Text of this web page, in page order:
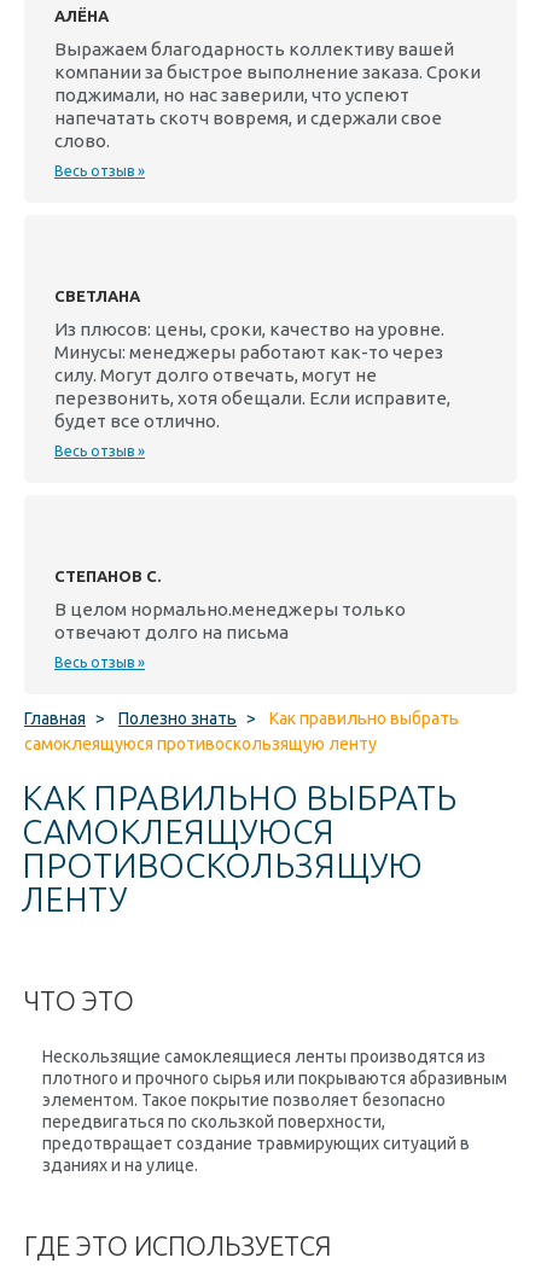
АЛЁНА
Выражаем благодарность коллективу вашей
компании за быстрое выполнение заказа. Сроки
поджимали, но нас заверили, что успеют
напечатать скотч вовремя, и сдержали свое
слово.
Весь отзыв »
СВЕТЛАНА
Из плюсов: цены, сроки, качество на уровне.
Минусы: менеджеры работают как-то через
силу. Могут долго отвечать, могут не
перезвонить, хотя обещали. Если исправите,
будет все отлично.
Весь отзыв »
СТЕПАНОВ С.
В целом нормально.менеджеры только
отвечают долго на письма
Весь отзыв »
Главная > Полезно знать >
Как правильно выбрать
самоклеящуюся противоскользящую ленту
КАК ПРАВИЛЬНО ВЫБРАТЬ
САМОКЛЕЯЩУЮСЯ
ПРОТИВОСКОЛЬЗЯЩУЮ
ЛЕНТУ
ЧТО ЭТО
Нескользящие самоклеящиеся ленты производятся из
плотного и прочного сырья или покрываются абразивным
элементом. Такое покрытие позволяет безопасно
передвигаться по скользкой поверхности,
предотвращает создание травмирующих ситуаций в
зданиях и на улице.
ГДЕ ЭТО ИСПОЛЬЗУЕТСЯ